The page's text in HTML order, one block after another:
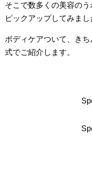
そこで数多くの美容の
ピックアップしてみまし
ボディケアついて、き
式でご紹介します。